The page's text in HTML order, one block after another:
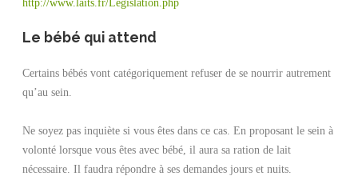
Le bébé qui attend
Certains bébés vont catégoriquement refuser de se nourrir autrement
qu’au sein.
Ne soyez pas inquiète si vous êtes dans ce cas. En proposant le sein à
volonté lorsque vous êtes avec bébé, il aura sa ration de lait
nécessaire. Il faudra répondre à ses demandes jours et nuits.